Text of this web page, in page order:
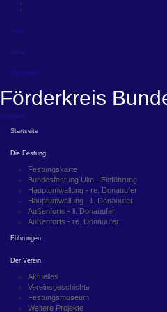
Login
Suche
Impressum
Förderkreis
Navigation
Startseite
Die Festung
Festungskarte
Bundesfestung Ulm - Einführung
Hauptumwallung - re. Donauufer
Hauptumwallung - li. Donauufer
Außenforts - li. Donauufer
Außenforts - re. Donauufer
Führungen
Der Verein
Aktuelles
Vereinsgeschichte
Festungsmuseum
Weitere Projekte